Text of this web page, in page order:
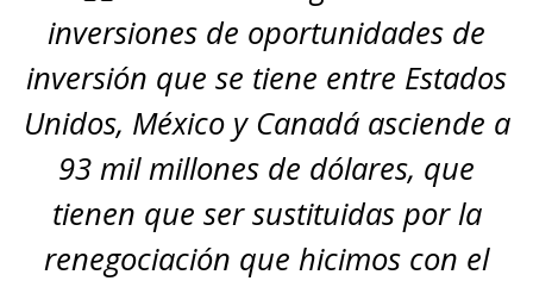
inversiones de oportunidades de
inversión que se tiene entre Estados
Unidos, México y Canadá asciende a
93 mil millones de dólares, que
tienen que ser sustituidas por la
renegociación que hicimos con el